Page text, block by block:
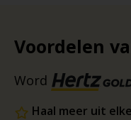
Voordelen
Word
Haal meer uit